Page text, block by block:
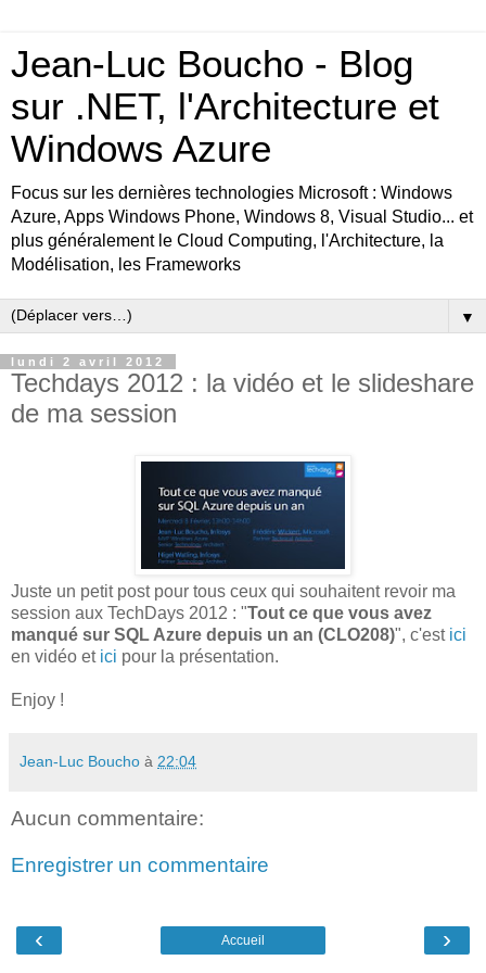
Jean-Luc Boucho - Blog
sur .NET, l'Architecture et
Windows Azure
Focus sur les dernières technologies Microsoft : Windows
Azure, Apps Windows Phone, Windows 8, Visual Studio... et
plus généralement le Cloud Computing, l'Architecture, la
Modélisation, les Frameworks
▼
lundi 2 avril 2012
Techdays 2012 : la vidéo et le slideshare
de ma session
Juste un petit post pour tous ceux qui souhaitent revoir ma
session aux TechDays 2012 : "Tout ce que vous avez
manqué sur SQL Azure depuis un an (CLO208)", c'est ici
en vidéo et ici pour la présentation.
Enjoy !
Jean-Luc Boucho à 22:04
Aucun commentaire:
Enregistrer un commentaire
‹ ›
Accueil